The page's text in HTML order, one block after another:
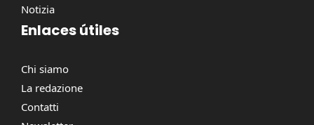
Notizia
Enlaces útiles
Chi siamo
La redazione
Contatti